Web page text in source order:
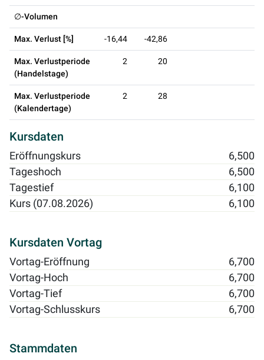
∅-Volumen
Max. Verlust [%] -16,44 -42,86
Max. Verlustperiode
(Handelstage)
2 20
Max. Verlustperiode
(Kalendertage)
2 28
Kursdaten
Eröffnungskurs
6,500
Tageshoch
6,500
Tagestief
6,100
Kurs (07.08.2026)
6,100
Kursdaten Vortag
Vortag-Eröffnung
6,700
Vortag-Hoch
6,700
Vortag-Tief
6,700
Vortag-Schlusskurs
6,700
Stammdaten